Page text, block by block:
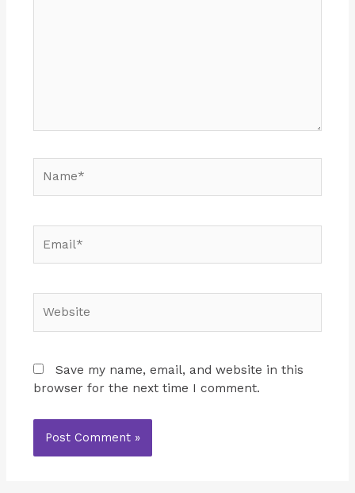
Save my name, email, and website in this
browser for the next time I comment.